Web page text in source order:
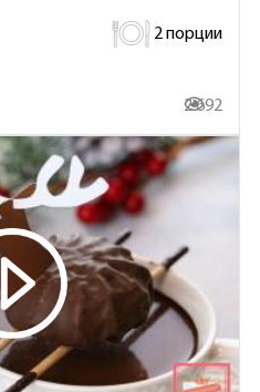
2 порции
2 692